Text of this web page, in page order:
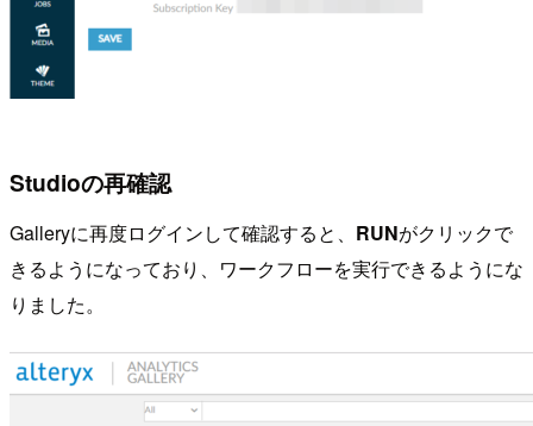
Studioの再確認
Galleryに再度ログインして確認すると、 RUNがクリックで
きるようになっており、ワークフローを実行できるようにな
りました。